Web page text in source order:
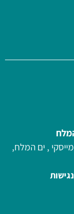
, ים המלח,